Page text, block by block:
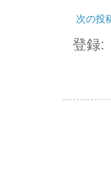
次の投
登録: